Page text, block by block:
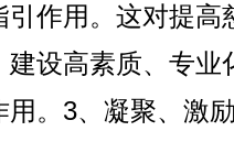
作用。这对提高
设高素质、专业
。3、凝聚、激